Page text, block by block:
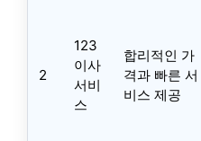
2
123
이사
서비
스
합리적인 가
격과 빠른 서
비스 제공